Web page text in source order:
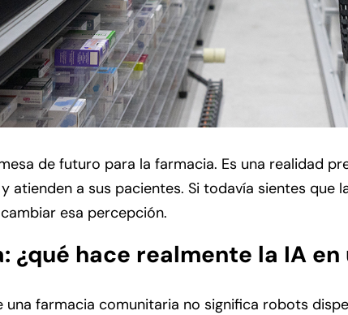
de futuro para la farmacia. Es una realidad
atienden a sus pacientes. Si todavía sientes
esa percepción.
¿qué hace realmente la IA
farmacia comunitaria no significa robots